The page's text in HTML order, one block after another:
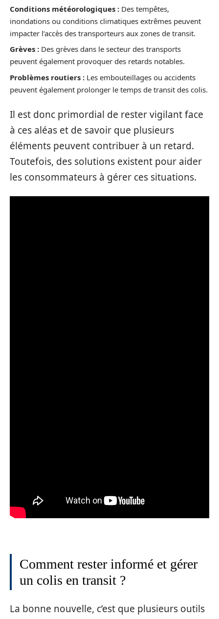
Conditions météorologiques : Des tempêtes,
inondations ou conditions climatiques extrêmes peuvent
impacter l’accès des transporteurs aux zones de transit.
Grèves : Des grèves dans le secteur des transports
peuvent également provoquer des retards notables.
Problèmes routiers : Les embouteillages ou accidents
peuvent également prolonger le temps de transit des colis.
Il est donc primordial de rester vigilant face
à ces aléas et de savoir que plusieurs
éléments peuvent contribuer à un retard.
Toutefois, des solutions existent pour aider
les consommateurs à gérer ces situations.
Comment rester informé et gérer
un colis en transit ?
La bonne nouvelle, c’est que plusieurs outils